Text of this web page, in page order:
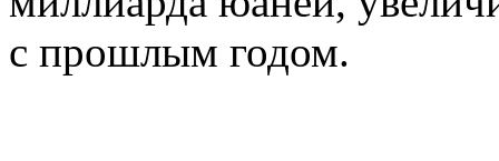
с прошлым годом.